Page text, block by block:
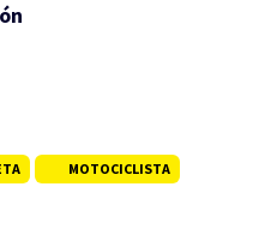
MOTOCICLISTA